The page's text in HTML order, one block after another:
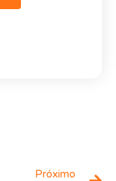
Próximo